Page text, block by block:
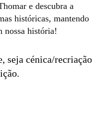
e descubra a
históricas, mantendo
nossa história!
seja cénica/recriação